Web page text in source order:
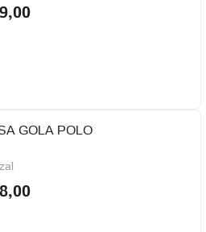
CAMISA GOLA POLO